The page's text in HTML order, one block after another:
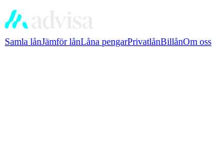
Samla lånJämför lånLåna pengarPrivatlånBillånOm oss